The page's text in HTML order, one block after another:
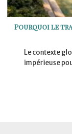
Pourquoi le
Le contexte
impérieuse